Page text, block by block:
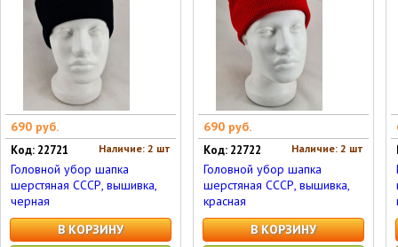
690 руб.
Наличие: 2 шт
Код: 22721
Головной убор шапка
шерстяная СССР, вышивка,
черная
В КОРЗИНУ
690 руб.
Наличие: 2 шт
Код: 22722
Головной убор шапка
шерстяная СССР, вышивка,
красная
В КОРЗИНУ